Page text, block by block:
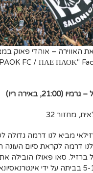
FC / ΠΑΕ ΠΑΟΚ"
(21:00, באירה ריו)
מחזור 32
מביא לנו דרמה גדולה
דרמה לקראת סיום העונה
ברזיל. סאו פאולו הובילה
אבל הוסבה 5-1 בביתה על ידי